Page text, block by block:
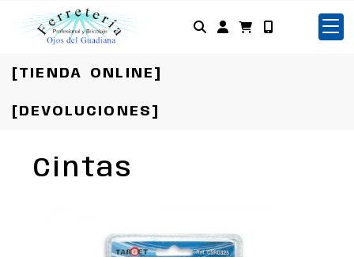
Identifícate
[TIENDA ONLINE]
[DEVOLUCIONES]
Cintas